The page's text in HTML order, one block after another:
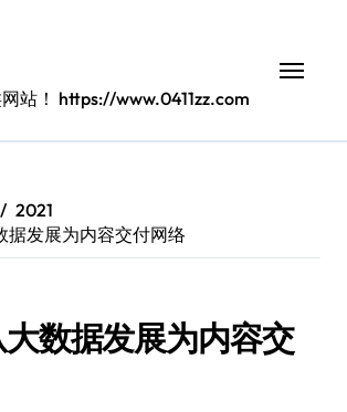
站！ https://www.0411zz.com
2021
据发展为内容交付网络
数据发展为内容交